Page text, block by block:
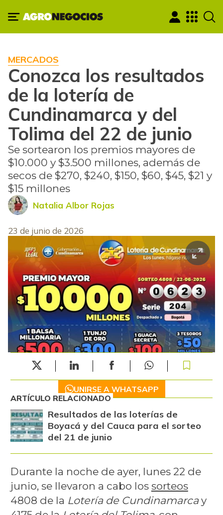
MERCADOS
Conozca los resultados
de la lotería de
Cundinamarca y del
Tolima del 22 de junio
Se sortearon los premios mayores de
$10.000 y $3.500 millones, además de
secos de $270, $240, $150, $60, $45, $21 y
$15 millones
Natalia Albor Rojas
23 de junio de 2026
UNIRSE A WHATSAPP
ARTÍCULO RELACIONADO
Resultados de las loterías de
Boyacá y del Cauca para el sorteo
del 21 de junio
Durante la noche de ayer, lunes 22 de
junio, se llevaron a cabo los sorteos
4808 de la Lotería de Cundinamarcay